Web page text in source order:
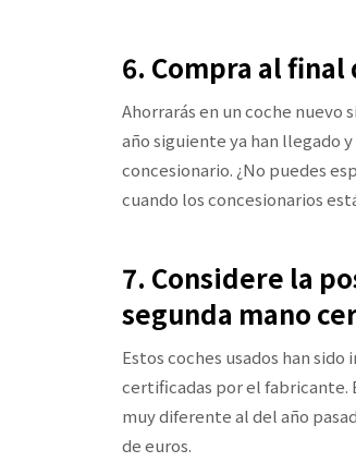
6. Compra al
Ahorrarás en un coche
año siguiente ya han llegado
concesionario. ¿No puedes
cuando los concesionarios
7. Considere la
segunda mano
Estos coches usados han
certificadas por el fabricante.
muy diferente al del año
de euros.